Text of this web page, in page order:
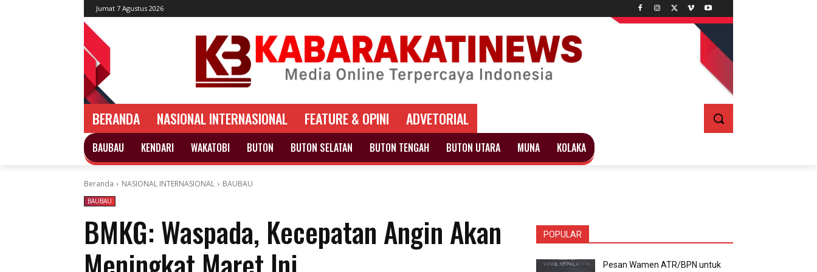
Jumat 7 Agustus 2026
BERANDA NASIONAL INTERNASIONAL FEATURE & OPINI ADVETORIAL
BAUBAU KENDARI WAKATOBI BUTON BUTON SELATAN BUTON TENGAH BUTON UTARA MUNA KOLAKA
Beranda NASIONAL INTERNASIONAL BAUBAU
BAUBAU
BMKG: Waspada, Kecepatan Angin Akan
POPULAR
Pesan Wamen ATR/BPN untuk